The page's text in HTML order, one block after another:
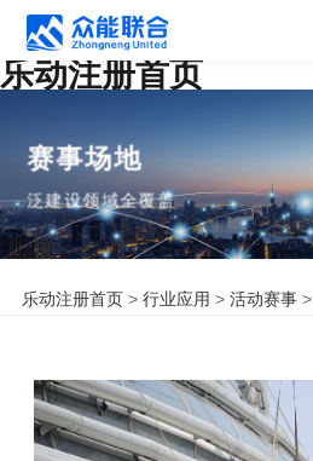
乐动注册首页
赛事场地
泛建设领域全覆盖
乐动注册首页> 行业应用 > 活动赛事>